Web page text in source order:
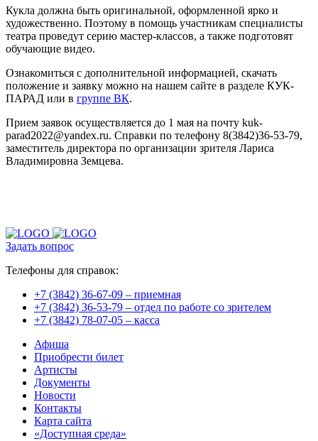
Кукла должна быть оригинальной, оформленной ярко и
художественно. Поэтому в помощь участникам специалисты
театра проведут серию мастер-классов, а также подготовят
обучающие видео.
Ознакомиться с дополнительной информацией, скачать
положение и заявку можно на нашем сайте в разделе КУК-
ПАРАД или в группе ВК.
Прием заявок осуществляется до 1 мая на почту kuk-
parad2022@yandex.ru. Справки по телефону 8(3842)36-53-79,
заместитель директора по организации зрителя Лариса
Владимировна Земцева.
Задать вопрос
Телефоны для справок:
+7 (3842) 36-67-09 – приемная
+7 (3842) 36-53-79 – отдел по работе со зрителем
+7 (3842) 78-07-05 – касса
Афиша
Приобрести билет
Артисты
Документы
Новости
Контакты
Карта сайта
«Доступная среда»